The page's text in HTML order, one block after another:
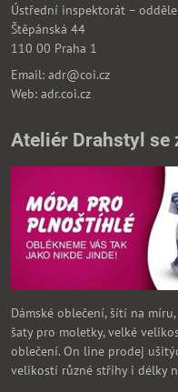
Ústřední inspektorát –
Štěpánská 44
110 00 Praha 1
Email: adr@coi.cz
Web: adr.coi.cz
Ateliér Drahstyl se
Dámské oblečení, šítí na
šaty pro moletky, velké
oblečení. On line prodej
velikostí různé střihy i délky